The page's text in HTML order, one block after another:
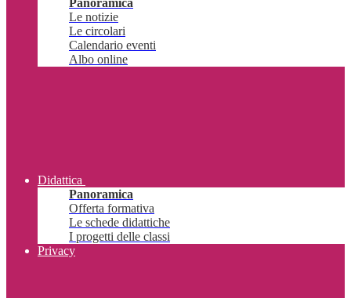
Panoramica
Le notizie
Le circolari
Calendario eventi
Albo online
Didattica
Panoramica
Offerta formativa
Le schede didattiche
I progetti delle classi
Privacy